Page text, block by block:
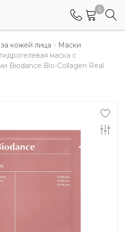
0
кожей лица
Маски
маска с
Biodance Bio-Collagen Real